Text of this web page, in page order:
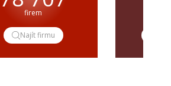
firem
Najít firmu